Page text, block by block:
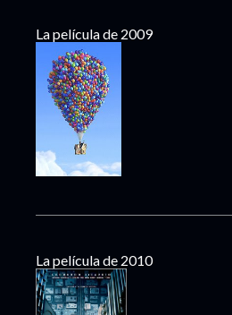
La película de 2009
La película de 2010